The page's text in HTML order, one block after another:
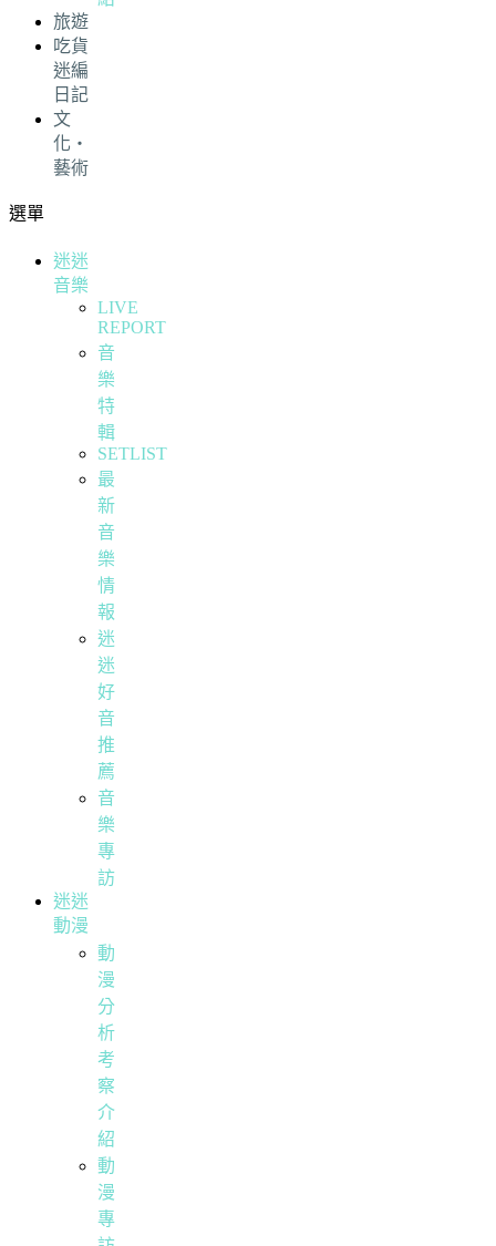
旅遊
吃貨
迷編
日記
文
化・
藝術
選單
迷迷
音樂
LIVE
REPORT
音
樂
特
輯
SETLIST
最
新
音
樂
情
報
迷
迷
好
音
推
薦
音
樂
專
訪
迷迷
動漫
動
漫
分
析
考
察
介
紹
動
漫
專